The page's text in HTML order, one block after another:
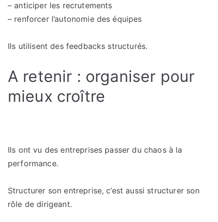
– anticiper les recrutements
– renforcer l’autonomie des équipes
Ils utilisent des feedbacks structurés.
A retenir : organiser pour
mieux croître
Ils ont vu des entreprises passer du chaos à la
performance.
Structurer son entreprise, c’est aussi structurer son
rôle de dirigeant.